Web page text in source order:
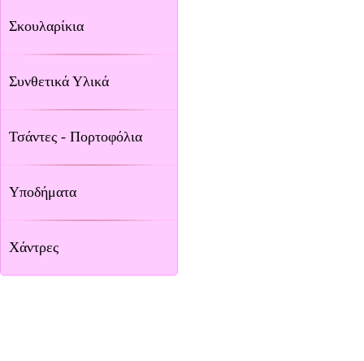
Σκουλαρίκια
Συνθετικά Υλικά
Τσάντες - Πορτοφόλια
Υποδήματα
Χάντρες